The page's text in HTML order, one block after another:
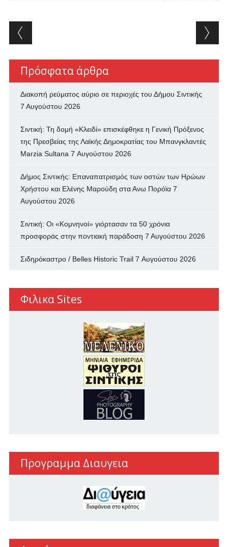
Post navigation
Πρόσφατα άρθρα
Διακοπή ρεύματος αύριο σε περιοχές του Δήμου Σιντικής
7 Αυγούστου 2026
Σιντική: Τη δομή «Κλειδί» επισκέφθηκε η Γενική Πρόξενος
της Πρεσβείας της Λαϊκής Δημοκρατίας του Μπανγκλαντές
Marzia Sultana 7 Αυγούστου 2026
Δήμος Σιντικής: Επαναπατρισμός των oστών των Ηρώων
Χρήστου και Ελένης Μαρούδη στα Ανω Πορόϊα 7
Αυγούστου 2026
Σιντική: Οι «Κομνηνοί» γιόρτασαν τα 50 χρόνια
προσφοράς στην ποντιακή παράδοση 7 Αυγούστου 2026
Σιδηρόκαστρο / Belles Historic Trail 7 Αυγούστου 2026
Φιλικα Sites
Προγραμμα Διαυγεια